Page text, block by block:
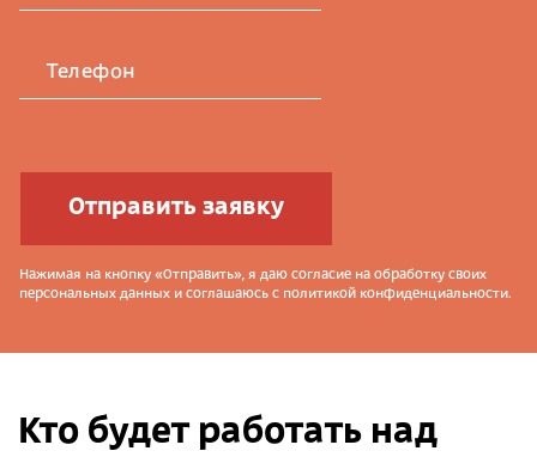
Телефон
Отправить заявку
Нажимая на кнопку «Отправить», я даю согласие на обработку своих
персональных данных и соглашаюсь с политикой конфиденциальности.
Кто будет работать над